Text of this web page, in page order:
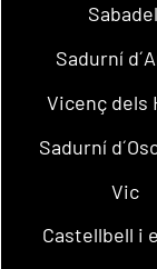
Sadurní
Vicenç dels
Sadurní
Vic
Castellbell i